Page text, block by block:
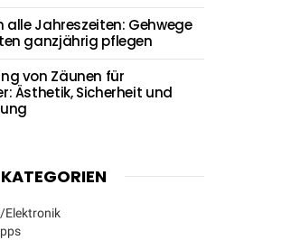
alle Jahreszeiten: Gehwege
ganzjährig pflegen
von Zäunen für
Ästhetik, Sicherheit und
KATEGORIEN
Elektronik